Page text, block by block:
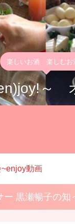
楽しいお酒 楽しむ
～
動画
ー 黒瀬暢子の知